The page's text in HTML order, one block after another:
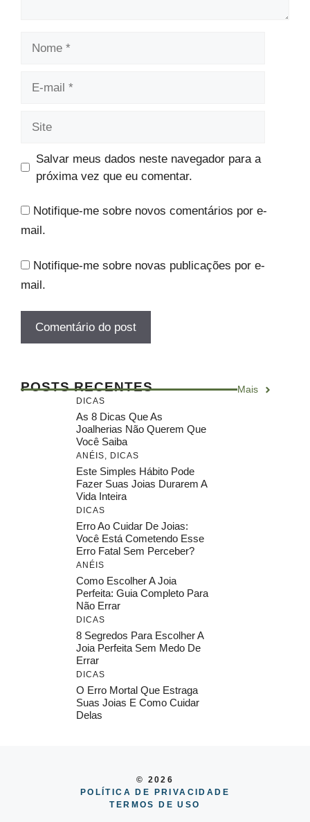
Salvar meus dados neste navegador para a
próxima vez que eu comentar.
Notifique-me sobre novos comentários por e-
mail.
Notifique-me sobre novas publicações por e-
mail.
POSTS RECENTES Mais
DICAS
As 8 Dicas Que As
Joalherias Não Querem Que
Você Saiba
ANÉIS, DICAS
Este Simples Hábito Pode
Fazer Suas Joias Durarem A
Vida Inteira
DICAS
Erro Ao Cuidar De Joias:
Você Está Cometendo Esse
Erro Fatal Sem Perceber?
ANÉIS
Como Escolher A Joia
Perfeita: Guia Completo Para
Não Errar
DICAS
8 Segredos Para Escolher A
Joia Perfeita Sem Medo De
Errar
DICAS
O Erro Mortal Que Estraga
Suas Joias E Como Cuidar
Delas
© 2026
POLÍTICA DE PRIVACIDADE
TERMOS DE USO